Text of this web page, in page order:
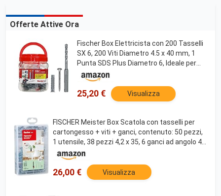
Offerte Attive Ora
Fischer Box Elettricista con 200 Tasselli
SX 6, 200 Viti Diametro 4.5 x 40 mm, 1
Punta SDS Plus Diametro 6, Ideale per
Fissare Applicazioni Elettriche, 553114,
Rosso, Diametro 6
25,20 € Visualizza
FISCHER Meister Box Scatola con tasselli per
cartongesso + viti + ganci, contenuto: 50 pezzi,
1 utensile, 38 pezzi 4,2 x 35, 6 ganci ad angolo 4,2
x 40, 6 ganci rotondi 4 x 46, 513892
26,00 € Visualizza